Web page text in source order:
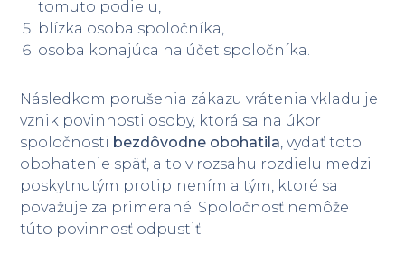
tomuto podielu,
blízka osoba spoločníka,
osoba konajúca na účet spoločníka.
Následkom porušenia zákazu vrátenia vkladu je
vznik povinnosti osoby, ktorá sa na úkor
spoločnosti bezdôvodne obohatila, vydať toto
obohatenie späť, a to v rozsahu rozdielu medzi
poskytnutým protiplnením a tým, ktoré sa
považuje za primerané. Spoločnosť nemôže
túto povinnosť odpustiť.